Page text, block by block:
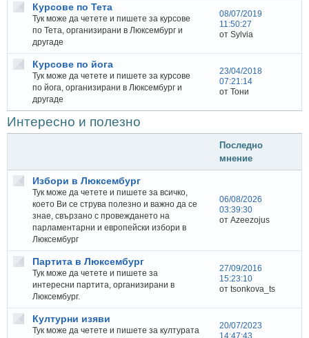
Курсове по Тета
Тук може да четете и пишете за курсове
по Тета, организирани в Люксембург и
другаде
08/07/2019
11:50:27
от Sylvia
Курсове по йога
Тук може да четете и пишете за курсове
по йога, организирани в Люксембург и
другаде
23/04/2018
07:21:14
от Тони
Интересно и полезно
Последно
мнение
Избори в Люксембург
Тук може да четете и пишете за всичко,
което Ви се струва полезно и важно да се
знае, свързано с провеждането на
парламентарни и европейски избори в
Люксембург
06/08/2026
03:39:30
от Azeezojus
Партита в Люксембург
Тук може да четете и пишете за
интересни партита, организирани в
Люксембург.
27/09/2016
15:23:10
от tsonkova_ts
Културни изяви
Тук може да четете и пишете за културата
20/07/2023
14:47:43